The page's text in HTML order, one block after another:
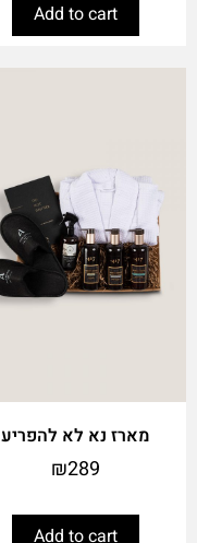
Add to cart
מארז נא לא להפריע
₪289
Add to cart